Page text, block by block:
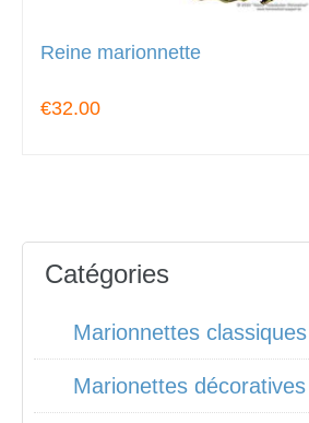
Reine marionnette
€32.00
Catégories
Marionnettes
Marionettes décoratives